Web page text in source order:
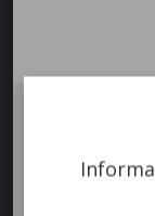
verniciato a
può ospitare fino a